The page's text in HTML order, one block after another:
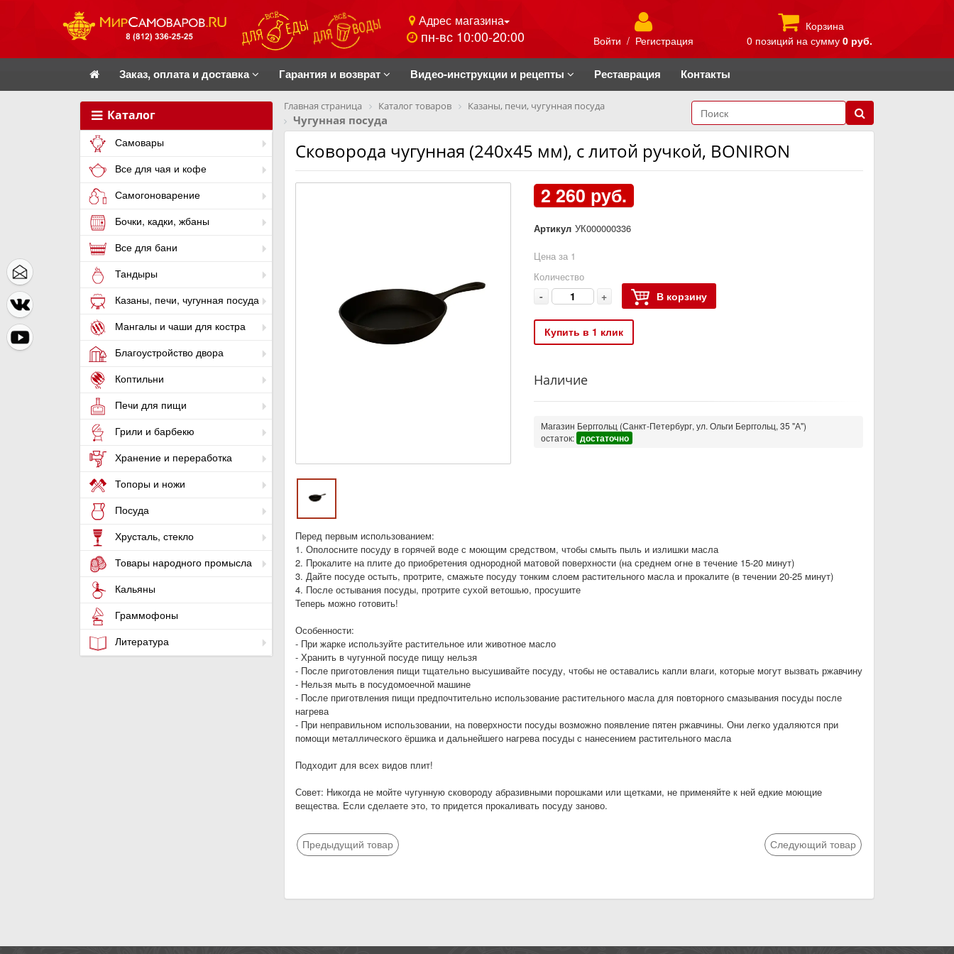
Адрес магазина
пн-вс 10:00-20:00 Войти / Регистрация
Корзина
0 позиций на сумму 0 руб.
Заказ, оплата и доставка Гарантия и возврат Видео-инструкции и рецепты Реставрация Контакты
Каталог
Самовары
Все для чая и кофе
Самогоноварение
Бочки, кадки, жбаны
Все для бани
Тандыры
Казаны, печи, чугунная посуда
Мангалы и чаши для костра
Благоустройство двора
Коптильни
Печи для пищи
Грили и барбекю
Хранение и переработка
Топоры и ножи
Посуда
Хрусталь, стекло
Товары народного промысла
Кальяны
Граммофоны
Литература
Главная страница Каталог товаров Казаны, печи, чугунная посуда
Чугунная посуда
Сковорода чугунная (240х45 мм), с литой ручкой, BONIRON
2 260 руб.
Артикул УК000000336
Цена за 1
Количество
- + В корзину
Купить в 1 клик
Наличие
Магазин Берггольц (Санкт-Петербург, ул. Ольги Берггольц, 35 "А")
остаток: достаточно
Перед первым использованием:
1. Ополосните посуду в горячей воде с моющим средством, чтобы смыть пыль и излишки масла
2. Прокалите на плите до приобретения однородной матовой поверхности (на среднем огне в течение 15-20 минут)
3. Дайте посуде остыть, протрите, смажьте посуду тонким слоем растительного масла и прокалите (в течении 20-25 минут)
4. После остывания посуды, протрите сухой ветошью, просушите
Теперь можно готовить!
Особенности:
- При жарке используйте растительное или животное масло
- Хранить в чугунной посуде пищу нельзя
- После приготовления пищи тщательно высушивайте посуду, чтобы не оставались капли влаги, которые могут вызвать ржавчину
- Нельзя мыть в посудомоечной машине
- После приготвления пищи предпочтительно использование растительного масла для повторного смазывания посуды после
нагрева
- При неправильном использовании, на поверхности посуды возможно появление пятен ржавчины. Они легко удаляются при
помощи металлического ёршика и дальнейшего нагрева посуды с нанесением растительного масла
Подходит для всех видов плит!
Совет: Никогда не мойте чугунную сковороду абразивными порошками или щетками, не применяйте к ней едкие моющие
вещества. Если сделаете это, то придется прокаливать посуду заново.
Предыдущий товар Следующий товар